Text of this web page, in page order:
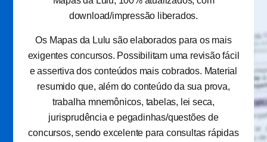
download/impressão liberados.
Os Mapas da Lulu são elaborados para os mais
exigentes concursos. Possibilitam uma revisão fácil
e assertiva dos conteúdos mais cobrados. Material
resumido que, além do conteúdo da sua prova,
trabalha mnemônicos, tabelas, lei seca,
jurisprudência e pegadinhas/questões de
concursos, sendo excelente para consultas rápidas